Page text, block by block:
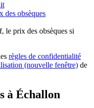
des obsèques
le prix des obsèques si
règles de confidentialité
(nouvelle fenêtre) de
à Échallon